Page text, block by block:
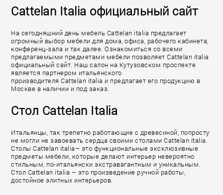
Cattelan Italia официальный сайт
На сегодняшний день мебель Cattelan italia предлагает
огромный выбор мебели для дома, офиса, рабочего кабинета,
конференц-зала и так далее. Ознакомиться со всеми
предлагаемыми предметами мебели позволяет Cattelan italia
официальный сайт. Наш салон на Кутузовском проспекте
является партнером итальянского
производителя Cattelan italia и предлагает его продукцию в
Москве в наличии и под заказ.
Стол Cattelan Italia
Итальянцы, так трепетно работающие с древесиной, попросту
не могли не завоевать сердца своими столами Cattelan italia.
Столы Cattelan italia– это функциональные эксклюзивные
предметы мебели, которые делают интерьер невероятно
стильным, по-итальянски экстравагантным и уникальным.
Стол Cattelan italia – это произведение ручной работы,
достойное элитных интерьеров.